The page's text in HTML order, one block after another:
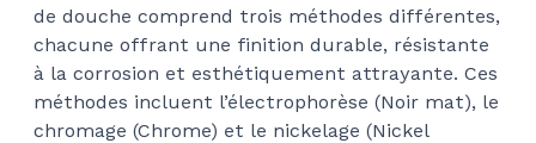
de douche comprend trois méthodes différentes,
chacune offrant une finition durable, résistante
à la corrosion et esthétiquement attrayante. Ces
méthodes incluent l’électrophorèse (Noir mat), le
chromage (Chrome) et le nickelage (Nickel